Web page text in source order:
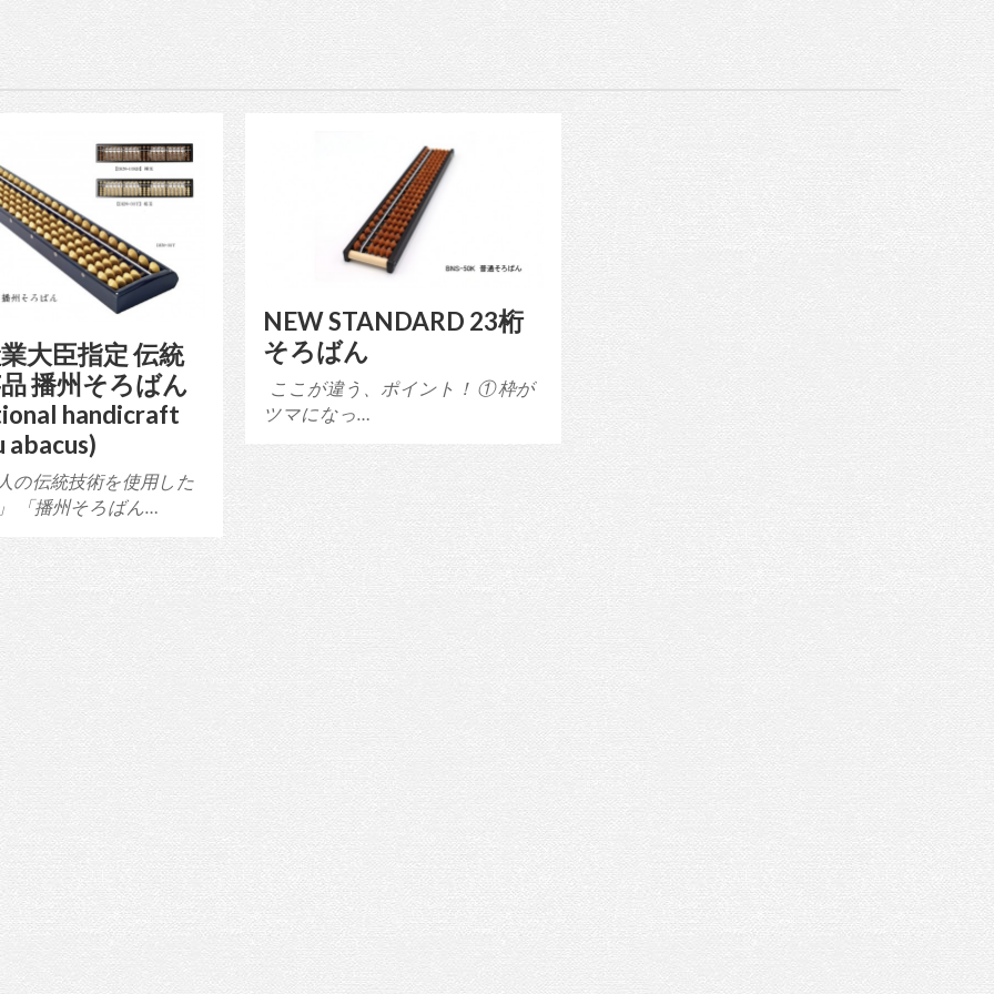
大臣指定 伝統
播州そろばん
handicraft
abacus)
の伝統技術を使用した
「播州そろばん…
NEW STANDARD 23桁
そろばん
ここが違う、ポイント！ ① 枠が
ツマになっ…